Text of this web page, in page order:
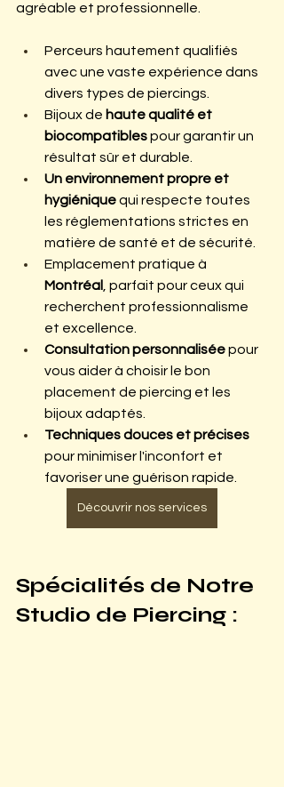
agréable et professionnelle.
Perceurs hautement qualifiés
avec une vaste expérience dans
divers types de piercings.
Bijoux de haute qualité et
biocompatibles pour garantir un
résultat sûr et durable.
Un environnement propre et
hygiénique qui respecte toutes
les réglementations strictes en
matière de santé et de sécurité.
Emplacement pratique à
Montréal , parfait pour ceux qui
recherchent professionnalisme
et excellence.
Consultation personnalisée pour
vous aider à choisir le bon
placement de piercing et les
bijoux adaptés.
Techniques douces et précises
pour minimiser l'inconfort et
favoriser une guérison rapide.
Découvrir nos services
Spécialités de Notre
Studio de Piercing :